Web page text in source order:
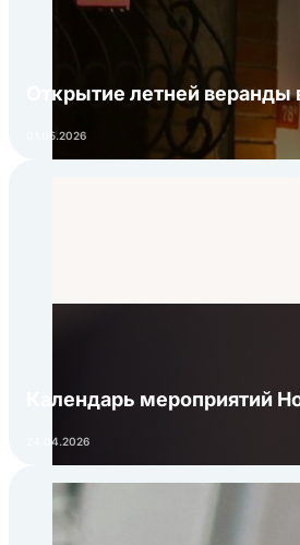
Открытие летней
01.05.2026
Календарь мероприятий
24.04.2026